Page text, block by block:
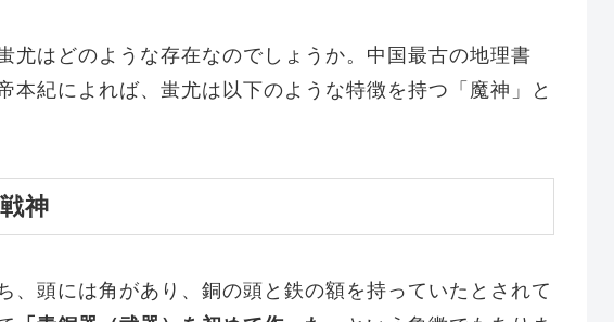
尤はどのような存在なのでしょうか。中国最古の地理書
本紀によれば、蚩尤は以下のような特徴を持つ「魔神」と
神
、頭には角があり、銅の頭と鉄の額を持っていたとされて